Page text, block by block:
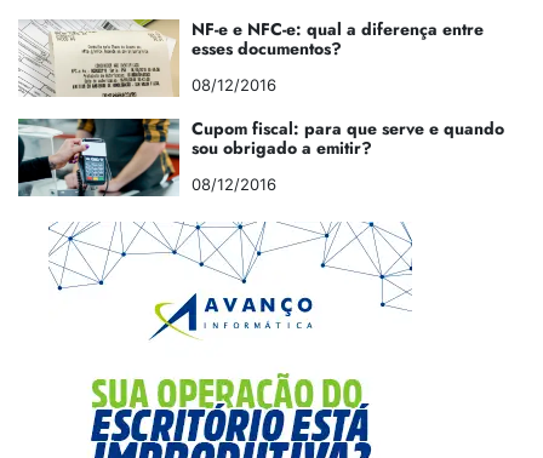
NF-e e NFC-e: qual a diferença entre
esses documentos?
08/12/2016
Cupom fiscal: para que serve e quando
sou obrigado a emitir?
08/12/2016